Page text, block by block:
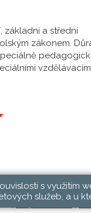
základní a střední
zákonem.
| Mapa stránek
s využitím
služeb, a u